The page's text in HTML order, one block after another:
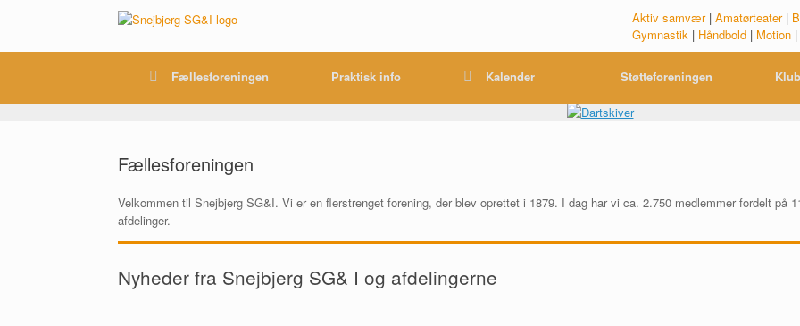
Aktiv samvær| Amatørteater|
Gymnastik | Håndbold | Motion |
Fællesforeningen Praktisk info Kalender Støtteforeningen
Fællesforeningen
Velkommen til Snejbjerg SG&I. Vi er en flerstrenget forening, der blev oprettet i 1879. I dag har vi ca. 2.750 medlemmer fordelt på
afdelinger.
Nyheder fra Snejbjerg SG& I og afdelingerne